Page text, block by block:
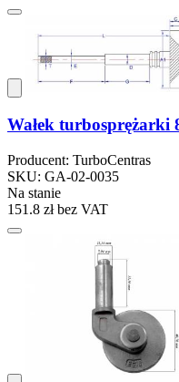
Wałek turbosprężarki
Producent: TurboCentras
SKU: GA-02-0035
Na stanie
151.8 złbez VAT